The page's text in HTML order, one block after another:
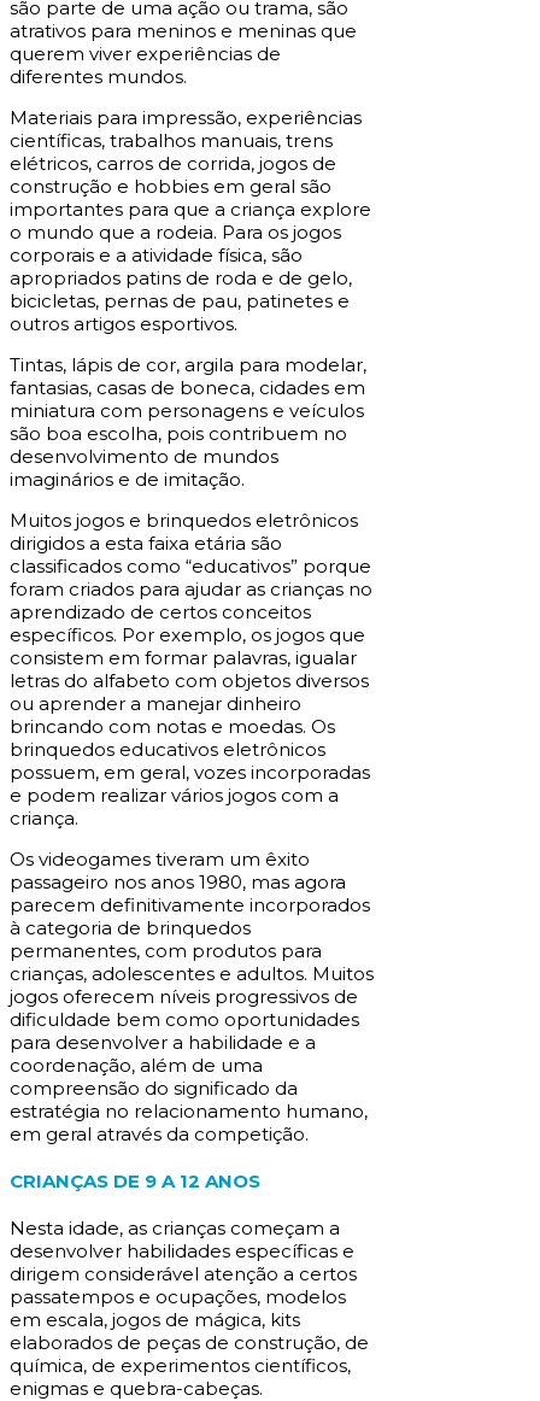
são parte de uma ação ou trama, são
atrativos para meninos e meninas que
querem viver experiências de
diferentes mundos.
Materiais para impressão, experiências
científicas, trabalhos manuais, trens
elétricos, carros de corrida, jogos de
construção e hobbies em geral são
importantes para que a criança explore
o mundo que a rodeia. Para os jogos
corporais e a atividade física, são
apropriados patins de roda e de gelo,
bicicletas, pernas de pau, patinetes e
outros artigos esportivos.
Tintas, lápis de cor, argila para modelar,
fantasias, casas de boneca, cidades em
miniatura com personagens e veículos
são boa escolha, pois contribuem no
desenvolvimento de mundos
imaginários e de imitação.
Muitos jogos e brinquedos eletrônicos
dirigidos a esta faixa etária são
classificados como “educativos” porque
foram criados para ajudar as crianças no
aprendizado de certos conceitos
específicos. Por exemplo, os jogos que
consistem em formar palavras, igualar
letras do alfabeto com objetos diversos
ou aprender a manejar dinheiro
brincando com notas e moedas. Os
brinquedos educativos eletrônicos
possuem, em geral, vozes incorporadas
e podem realizar vários jogos com a
criança.
Os videogames tiveram um êxito
passageiro nos anos 1980, mas agora
parecem definitivamente incorporados
à categoria de brinquedos
permanentes, com produtos para
crianças, adolescentes e adultos. Muitos
jogos oferecem níveis progressivos de
dificuldade bem como oportunidades
para desenvolver a habilidade e a
coordenação, além de uma
compreensão do significado da
estratégia no relacionamento humano,
em geral através da competição.
CRIANÇAS DE 9 A 12 ANOS
Nesta idade, as crianças começam a
desenvolver habilidades específicas e
dirigem considerável atenção a certos
passatempos e ocupações, modelos
em escala, jogos de mágica, kits
elaborados de peças de construção, de
química, de experimentos científicos,
enigmas e quebra-cabeças.